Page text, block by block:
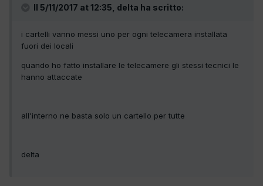
Il 5/11/2017 at 12:35, delta ha scritto:
i cartelli vanno messi uno per ogni telecamera installata
fuori dei locali
quando ho fatto installare le telecamere gli stessi tecnici le
hanno attaccate
all'interno ne basta solo un cartello per tutte
delta